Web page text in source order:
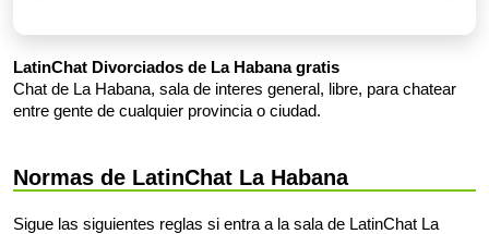
LatinChat Divorciados de La Habana gratis
Chat de La Habana, sala de interes general, libre, para chatear
entre gente de cualquier provincia o ciudad.
Normas de LatinChat La Habana
Sigue las siguientes reglas si entra a la sala de LatinChat La